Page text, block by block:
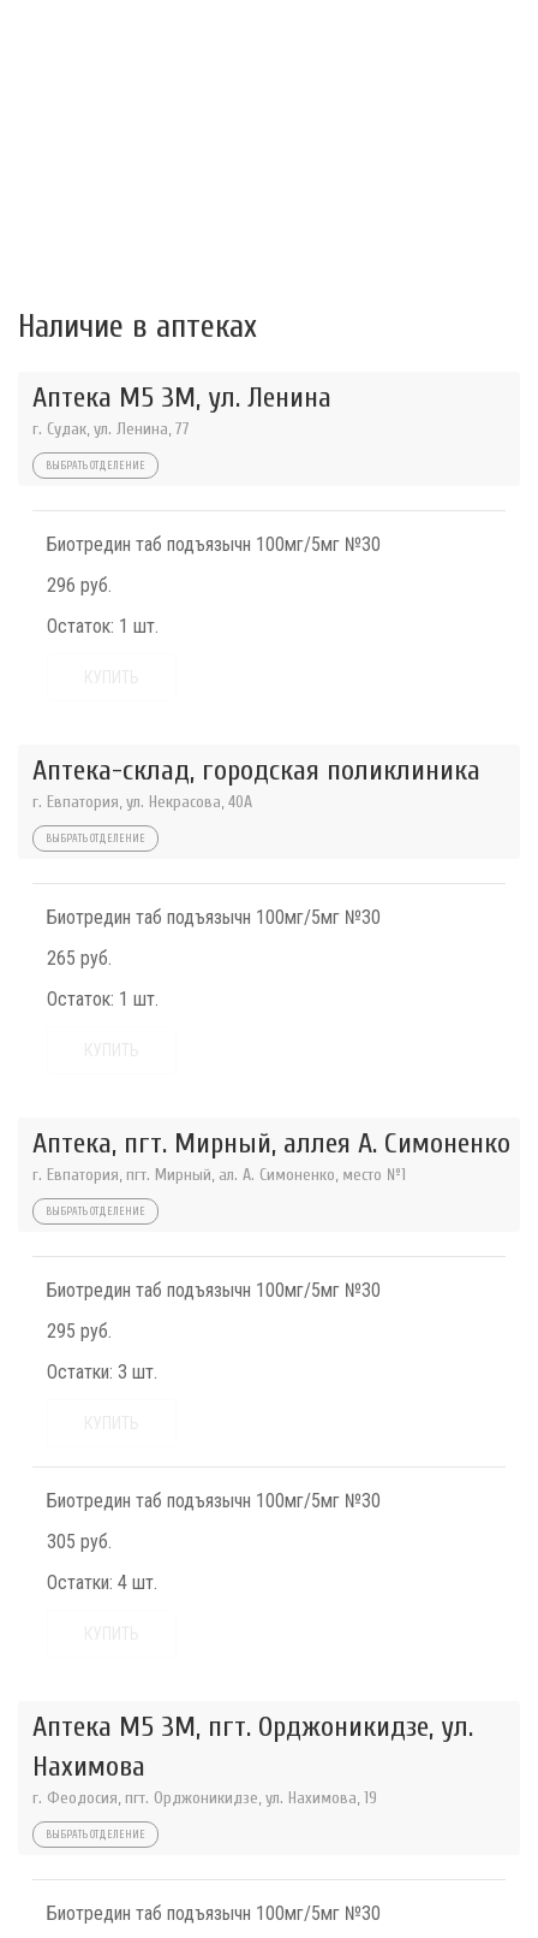
Наличие в аптеках
Аптека М5 3М, ул. Ленина
г. Судак, ул. Ленина, 77
ВЫБРАТЬ ОТДЕЛЕНИЕ
Биотредин таб подъязычн 100мг/5мг №30
296 руб.
Остаток: 1 шт.
Аптека-склад, городская поликлиника
г. Евпатория, ул. Некрасова, 40A
ВЫБРАТЬ ОТДЕЛЕНИЕ
Биотредин таб подъязычн 100мг/5мг №30
265 руб.
Остаток: 1 шт.
Аптека, пгт. Мирный, аллея А. Симоненко
г. Евпатория, пгт. Мирный, ал. А. Симоненко, место №1
ВЫБРАТЬ ОТДЕЛЕНИЕ
Биотредин таб подъязычн 100мг/5мг №30
295 руб.
Остатки: 3 шт.
Биотредин таб подъязычн 100мг/5мг №30
305 руб.
Остатки: 4 шт.
Аптека М5 3М, пгт. Орджоникидзе, ул.
Нахимова
г. Феодосия, пгт. Орджоникидзе, ул. Нахимова, 19
ВЫБРАТЬ ОТДЕЛЕНИЕ
Биотредин таб подъязычн 100мг/5мг №30